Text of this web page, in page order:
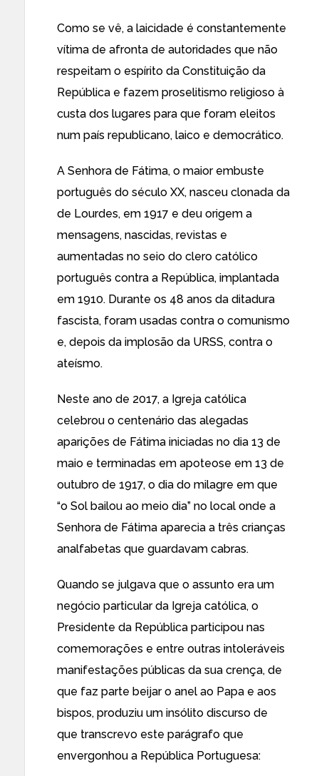
Como se vê, a laicidade é constantemente
vítima de afronta de autoridades que não
respeitam o espírito da Constituição da
República e fazem proselitismo religioso à
custa dos lugares para que foram eleitos
num país republicano, laico e democrático.
A Senhora de Fátima, o maior embuste
português do século XX, nasceu clonada da
de Lourdes, em 1917 e deu origem a
mensagens, nascidas, revistas e
aumentadas no seio do clero católico
português contra a República, implantada
em 1910. Durante os 48 anos da ditadura
fascista, foram usadas contra o comunismo
e, depois da implosão da URSS, contra o
ateísmo.
Neste ano de 2017, a Igreja católica
celebrou o centenário das alegadas
aparições de Fátima iniciadas no dia 13 de
maio e terminadas em apoteose em 13 de
outubro de 1917, o dia do milagre em que
“o Sol bailou ao meio dia” no local onde a
Senhora de Fátima aparecia a três crianças
analfabetas que guardavam cabras.
Quando se julgava que o assunto era um
negócio particular da Igreja católica, o
Presidente da República participou nas
comemorações e entre outras intoleráveis
manifestações públicas da sua crença, de
que faz parte beijar o anel ao Papa e aos
bispos, produziu um insólito discurso de
que transcrevo este parágrafo que
envergonhou a República Portuguesa: